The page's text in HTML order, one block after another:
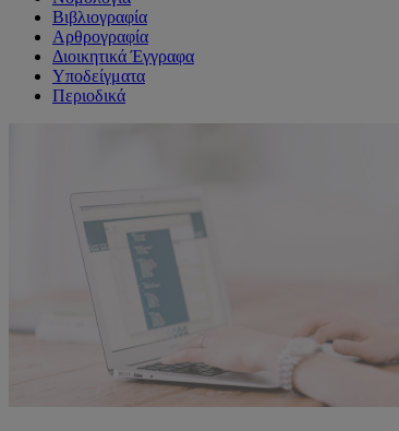
Βιβλιογραφία
Αρθρογραφία
Διοικητικά Έγγραφα
Υποδείγματα
Περιοδικά